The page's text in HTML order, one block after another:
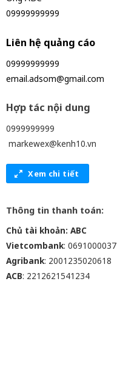
09999999999
Liên hệ quảng cáo
09999999999
email.adsom@gmail.com
Hợp tác nội dung
0999999999
markewex@kenh10.vn
Xem chi tiết
Thông tin thanh toán:
Chủ tài khoản: ABC
Vietcombank: 0691000037
Agribank: 2001235020618
ACB: 2212621541234